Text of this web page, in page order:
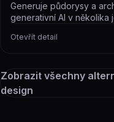
Generuje půdorysy a
generativní AI v několika
Otevřít detail
Zobrazit všechny
design